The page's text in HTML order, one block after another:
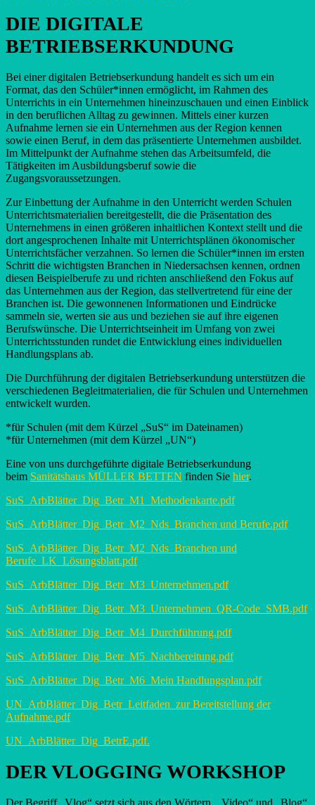
DIE DIGITALE
BETRIEBSERKUNDUNG
Bei einer digitalen Betriebserkundung handelt es sich um ein
Format, das den Schüler*innen ermöglicht, im Rahmen des
Unterrichts in ein Unternehmen hineinzuschauen und einen Einblick
in den beruflichen Alltag zu gewinnen. Mittels einer kurzen
Aufnahme lernen sie ein Unternehmen aus der Region kennen
sowie einen Beruf, in dem das präsentierte Unternehmen ausbildet.
Im Mittelpunkt der Aufnahme stehen das Arbeitsumfeld, die
Tätigkeiten im Ausbildungsberuf sowie die
Zugangsvoraussetzungen.
Zur Einbettung der Aufnahme in den Unterricht werden Schulen
Unterrichtsmaterialien bereitgestellt, die die Präsentation des
Unternehmens in einen größeren inhaltlichen Kontext stellt und die
dort angesprochenen Inhalte mit Unterrichtsplänen ökonomischer
Unterrichtsfächer verzahnen. So lernen die Schüler*innen im ersten
Schritt die wichtigsten Branchen in Niedersachsen kennen, ordnen
diesen Beispielberufe zu und richten anschließend den Fokus auf
das Unternehmen aus der Region, das stellvertretend für eine der
Branchen ist. Die gewonnenen Informationen und Eindrücke
sammeln sie, werten sie aus und beziehen sie auf ihre eigenen
Berufswünsche. Die Unterrichtseinheit im Umfang von zwei
Unterrichtsstunden rundet die Entwicklung eines individuellen
Handlungsplans ab.
Die Durchführung der digitalen Betriebserkundung unterstützen die
verschiedenen Begleitmaterialien, die für Schulen und Unternehmen
entwickelt wurden.
*für Schulen (mit dem Kürzel „SuS“ im Dateinamen)
*für Unternehmen (mit dem Kürzel „UN“)
Eine von uns durchgeführte digitale Betriebserkundung
beim Sanitätshaus MÜLLER BETTEN finden Sie hier.
SuS_ArbBlätter_Dig_Betr_M1_Methodenkarte.pdf
SuS_ArbBlätter_Dig_Betr_M2_Nds_Branchen und Berufe.pdf
SuS_ArbBlätter_Dig_Betr_M2_Nds_Branchen und
Berufe_LK_Lösungsblatt.pdf
SuS_ArbBlätter_Dig_Betr_M3_Unternehmen.pdf
SuS_ArbBlätter_Dig_Betr_M3_Unternehmen_QR-Code_SMB.pdf
SuS_ArbBlätter_Dig_Betr_M4_Durchführung.pdf
SuS_ArbBlätter_Dig_Betr_M5_Nachbereitung.pdf
SuS_ArbBlätter_Dig_Betr_M6_Mein Handlungsplan.pdf
UN_ArbBlätter_Dig_Betr_Leitfaden_zur Bereitstellung der
Aufnahme.pdf
UN_ArbBlätter_Dig_BetrE.pdf.
DER VLOGGING WORKSHOP
Der Begriff „Vlog“ setzt sich aus den Wörtern „Video“ und „Blog“